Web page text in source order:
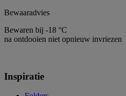
Bewaaradvies
Bewaren bij -18 °C
na ontdooien niet opnieuw invriezen
Inspiratie